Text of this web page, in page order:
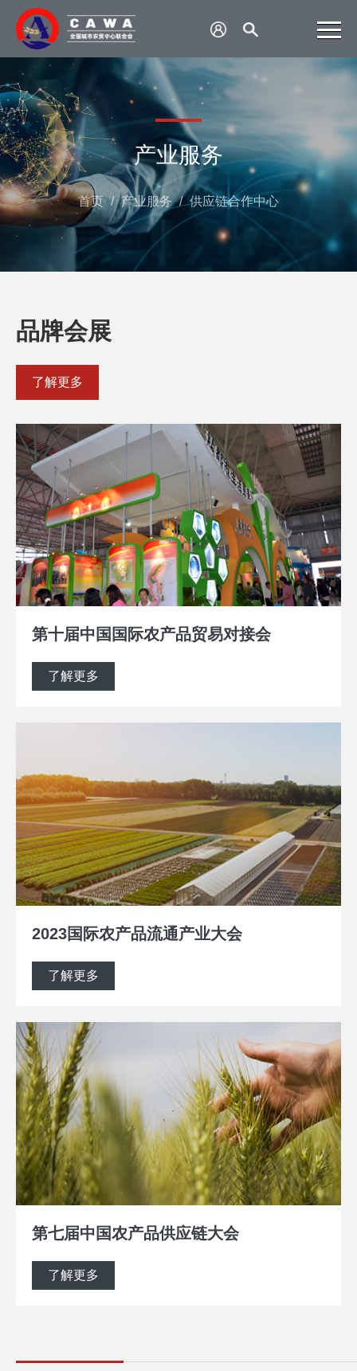
产业服务
首页 / 产业服务 / 供应链合作中心
品牌会展
了解更多
第十届中国国际农产品贸易对接会
了解更多
2023国际农产品流通产业大会
了解更多
第七届中国农产品供应链大会
了解更多